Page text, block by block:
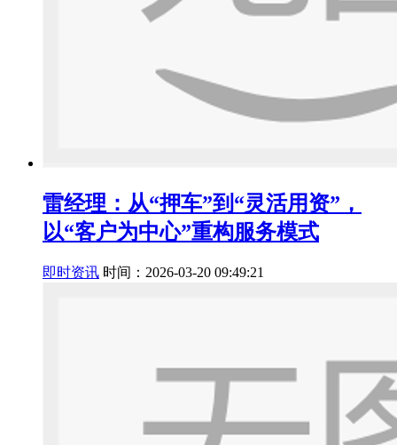
雷经理：从“押车”到“灵活用资”，
以“客户为中心”重构服务模式
即时资讯 时间：2026-03-20 09:49:21